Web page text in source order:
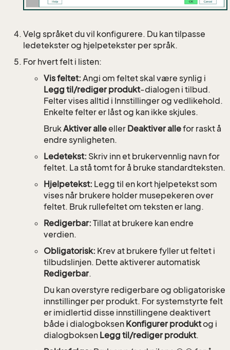
Velg språket du vil konfigurere. Du kan tilpasse
ledetekster og hjelpetekster per språk.
For hvert felt i listen:
Vis feltet: Angi om feltet skal være synlig i
Legg til/rediger produkt-dialogen i tilbud.
Felter vises alltid i Innstillinger og vedlikehold.
Enkelte felter er låst og kan ikke skjules.
BrukAktiver alleeller Deaktiver allefor raskt å
endre synligheten.
Ledetekst: Skriv inn et brukervennlig navn for
feltet. La stå tomt for å bruke standardteksten.
Hjelpetekst: Legg til en kort hjelpetekst som
vises når brukere holder musepekeren over
feltet. Bruk rullefeltet om teksten er lang.
Redigerbar: Tillat at brukere kan endre
verdien.
Obligatorisk: Krev at brukere fyller ut feltet i
tilbudslinjen. Dette aktiverer automatisk
Redigerbar.
Du kan overstyre redigerbare og obligatoriske
innstillinger per produkt. For systemstyrte felt
er imidlertid disse innstillingene deaktivert
både i dialogboksen Konfigurer produktog i
dialogboksen Legg til/rediger produkt.